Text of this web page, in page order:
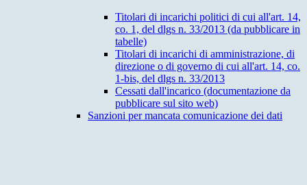
Titolari di incarichi politici di cui all'art. 14,
co. 1, del dlgs n. 33/2013 (da pubblicare in
tabelle)
Titolari di incarichi di amministrazione, di
direzione o di governo di cui all'art. 14, co.
1-bis, del dlgs n. 33/2013
Cessati dall'incarico (documentazione da
pubblicare sul sito web)
Sanzioni per mancata comunicazione dei dati